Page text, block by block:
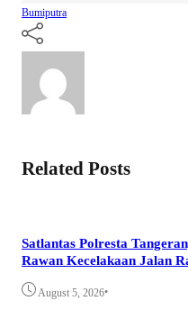
Bumiputra
Related Posts
Satlantas Polresta
Rawan Kecelakaan Jalan
August 5, 2026•